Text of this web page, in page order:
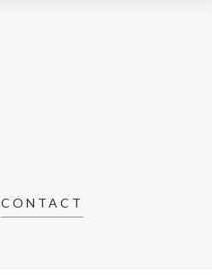
CONTACT